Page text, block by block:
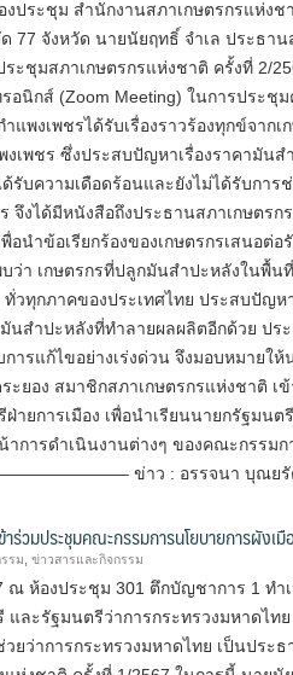
ประชุม สำนักงานสภาเกษตรกรแห่งช
77 จังหวัด นายนัยฤทธิ์ จำเล ประธา
ะชุมสภาเกษตรกรแห่งชาติ ครั้งที่ 2/
อนิกส์ (Zoom Meeting) ในการประชุ
แพงเพชรได้รับเรื่องราวร้องทุกข์จาก
เพชร ซึ่งประสบปัญหาเรื่องราคามันส
รับความเดือดร้อนและยังไม่ได้รับการ
จึงได้มีหนังสือถึงประธานสภาเกษตรก
อนำข้อเรียกร้องของเกษตรกรเสนอต่
ว่า เกษตรกรที่ปลูกมันสำปะหลังในพื้น
วทุกภาคของประเทศไทย ประสบปัญห
นสำปะหลังที่ทำลายผลผลิตอีกด้วย ปร
ารแก้ไขอย่างเร่งด่วน จึงมอบหมายให้
ะยอง สมาชิกสภาเกษตรกรแห่งชาติ เ
ายการเมือง เพื่อนำเรียนนายกรัฐมน
การดำเนินงานต่างๆ ของคณะกรรมก
ข่าว : อรรจนา บุณยรั
าร่วมประชุมคณะกรรมการนโยบายการผัง
รม ข่าวสารและกิจกรรม
ณ ห้องประชุม 301 ตึกบัญชาการ 1 ทำ
ละรัฐมนตรีว่าการกระทรวงมหาดไท
ยว่าการกระทรวงมหาดไทย เป็นประ